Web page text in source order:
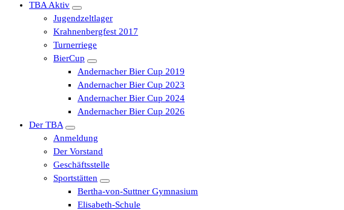
TBA Aktiv
Jugendzeltlager
Krahnenbergfest 2017
Turnerriege
BierCup
Andernacher Bier Cup 2019
Andernacher Bier Cup 2023
Andernacher Bier Cup 2024
Andernacher Bier Cup 2026
Der TBA
Anmeldung
Der Vorstand
Geschäftsstelle
Sportstätten
Bertha-von-Suttner Gymnasium
Elisabeth-Schule